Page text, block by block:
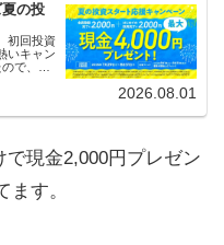
夏の投
初回投資
いキャン
で、使
2026.08.01
現金2,000円プレゼン
ます。